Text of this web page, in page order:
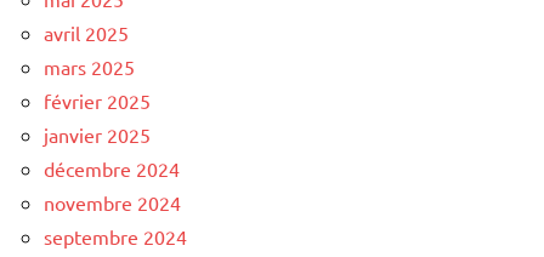
avril 2025
mars 2025
février 2025
janvier 2025
décembre 2024
novembre 2024
septembre 2024